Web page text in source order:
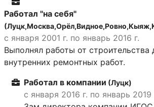
Работал "на себя"
с января 2001 г. по январь 2016 г.
Выполнял работы от строительства
внутренних ремонтных работ.
Работал в компании (Луцк)
с января 2016 г. по январь 2019